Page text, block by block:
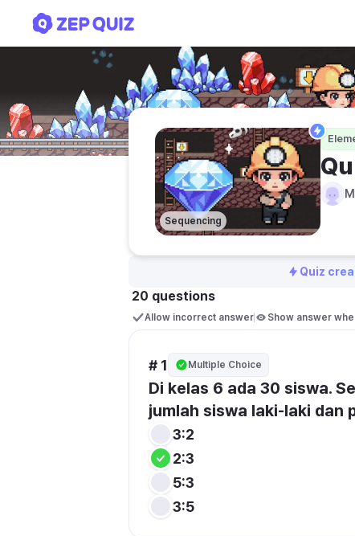
Sequencing
Quiz
20 questions
Allow incorrect answer Show answer
# 1 Multiple Choice
Di kelas 6 ada 30 siswa.
jumlah siswa laki-laki dan
3:2
2:3
5:3
3:5